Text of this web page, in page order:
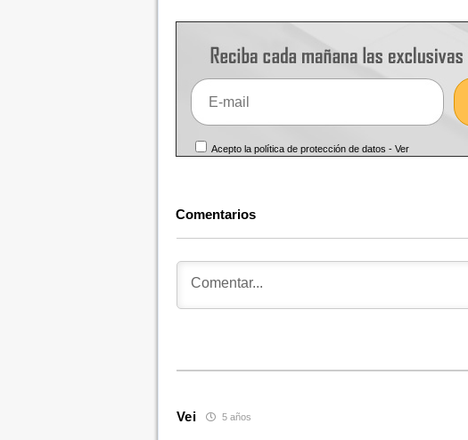
Acepto la política de protección de datos -Ver
Comentarios
Vei 5 años